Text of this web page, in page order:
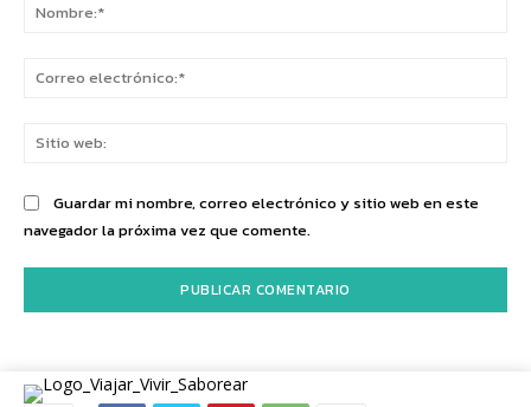
Guardar mi nombre, correo electrónico y sitio web en este
navegador la próxima vez que comente.